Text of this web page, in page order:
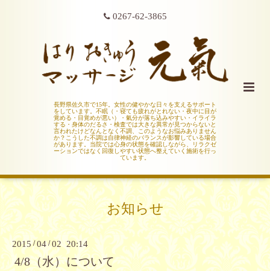
0267-62-3865
長野県佐久市で15年。女性の健やかな日々を支えるサポート
をしています。不眠（・寝ても疲れがとれない・夜中に目が
覚める・目覚めが悪い）・氣分が落ち込みやすい・イライラ
する・身体のだるさ・検査では大きな異常が見つからないと
言われたけどなんとなく不調、このようなお悩みありません
か？こうした不調は自律神経のバランスが影響している場合
があります。当院では心身の状態を確認しながら、リラクゼ
ーションではなく回復しやすい状態へ整えていく施術を行っ
ています。
お知らせ
2015/04/02 20:14
4/8（水）について